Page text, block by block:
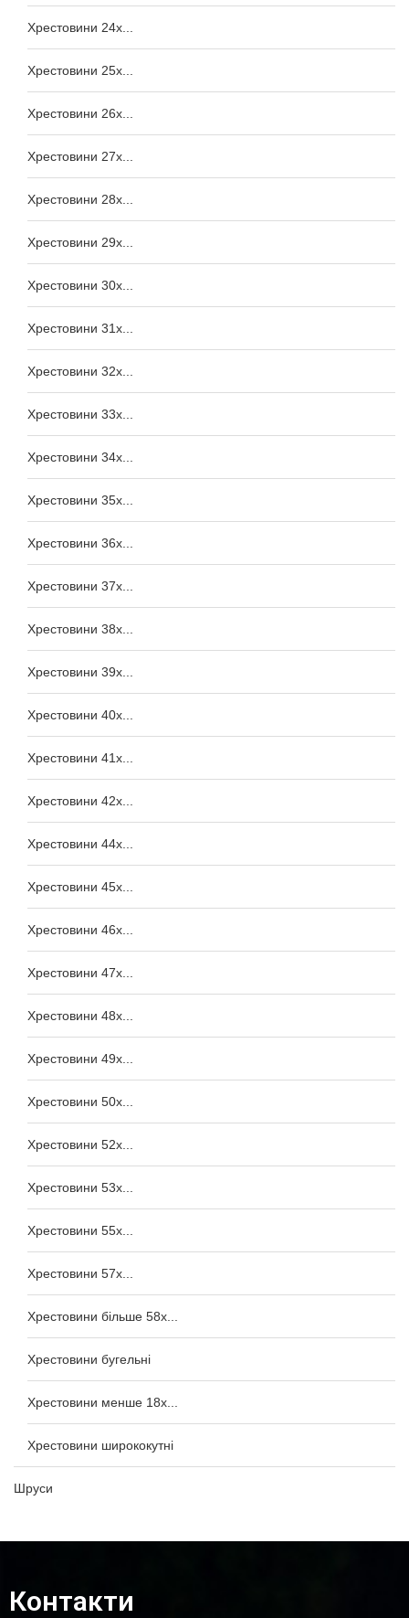
Хрестовини 24x...
Хрестовини 25x...
Хрестовини 26x...
Хрестовини 27x...
Хрестовини 28x...
Хрестовини 29x...
Хрестовини 30x...
Хрестовини 31x...
Хрестовини 32x...
Хрестовини 33x...
Хрестовини 34x...
Хрестовини 35x...
Хрестовини 36x...
Хрестовини 37x...
Хрестовини 38x...
Хрестовини 39x...
Хрестовини 40x...
Хрестовини 41x...
Хрестовини 42x...
Хрестовини 44x...
Хрестовини 45x...
Хрестовини 46x...
Хрестовини 47x...
Хрестовини 48x...
Хрестовини 49x...
Хрестовини 50x...
Хрестовини 52x...
Хрестовини 53x...
Хрестовини 55x...
Хрестовини 57x...
Хрестовини більше 58x...
Хрестовини бугельні
Хрестовини менше 18x...
Хрестовини ширококутні
Шруси
Контакти